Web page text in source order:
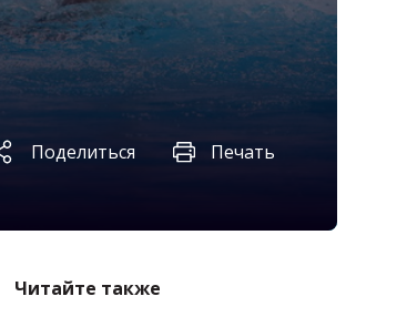
Поделиться Печать
Читайте также